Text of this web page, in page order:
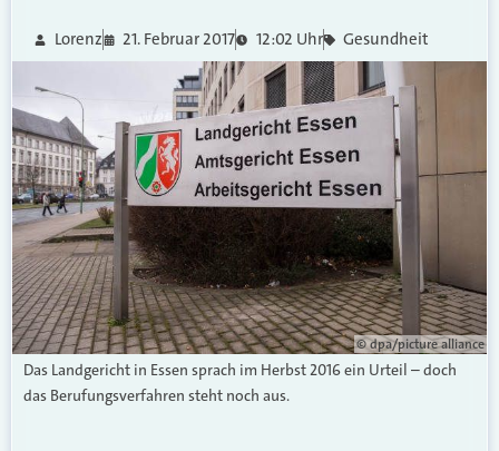
Lorenz 21. Februar 2017 12:02 Uhr Gesundheit
© dpa/picture alliance
Das Landgericht in Essen sprach im Herbst 2016 ein Urteil – doch
das Berufungsverfahren steht noch aus.